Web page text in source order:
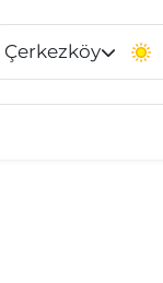
Çerkezköy